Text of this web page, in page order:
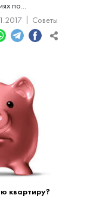
по...
Советы
квартиру?